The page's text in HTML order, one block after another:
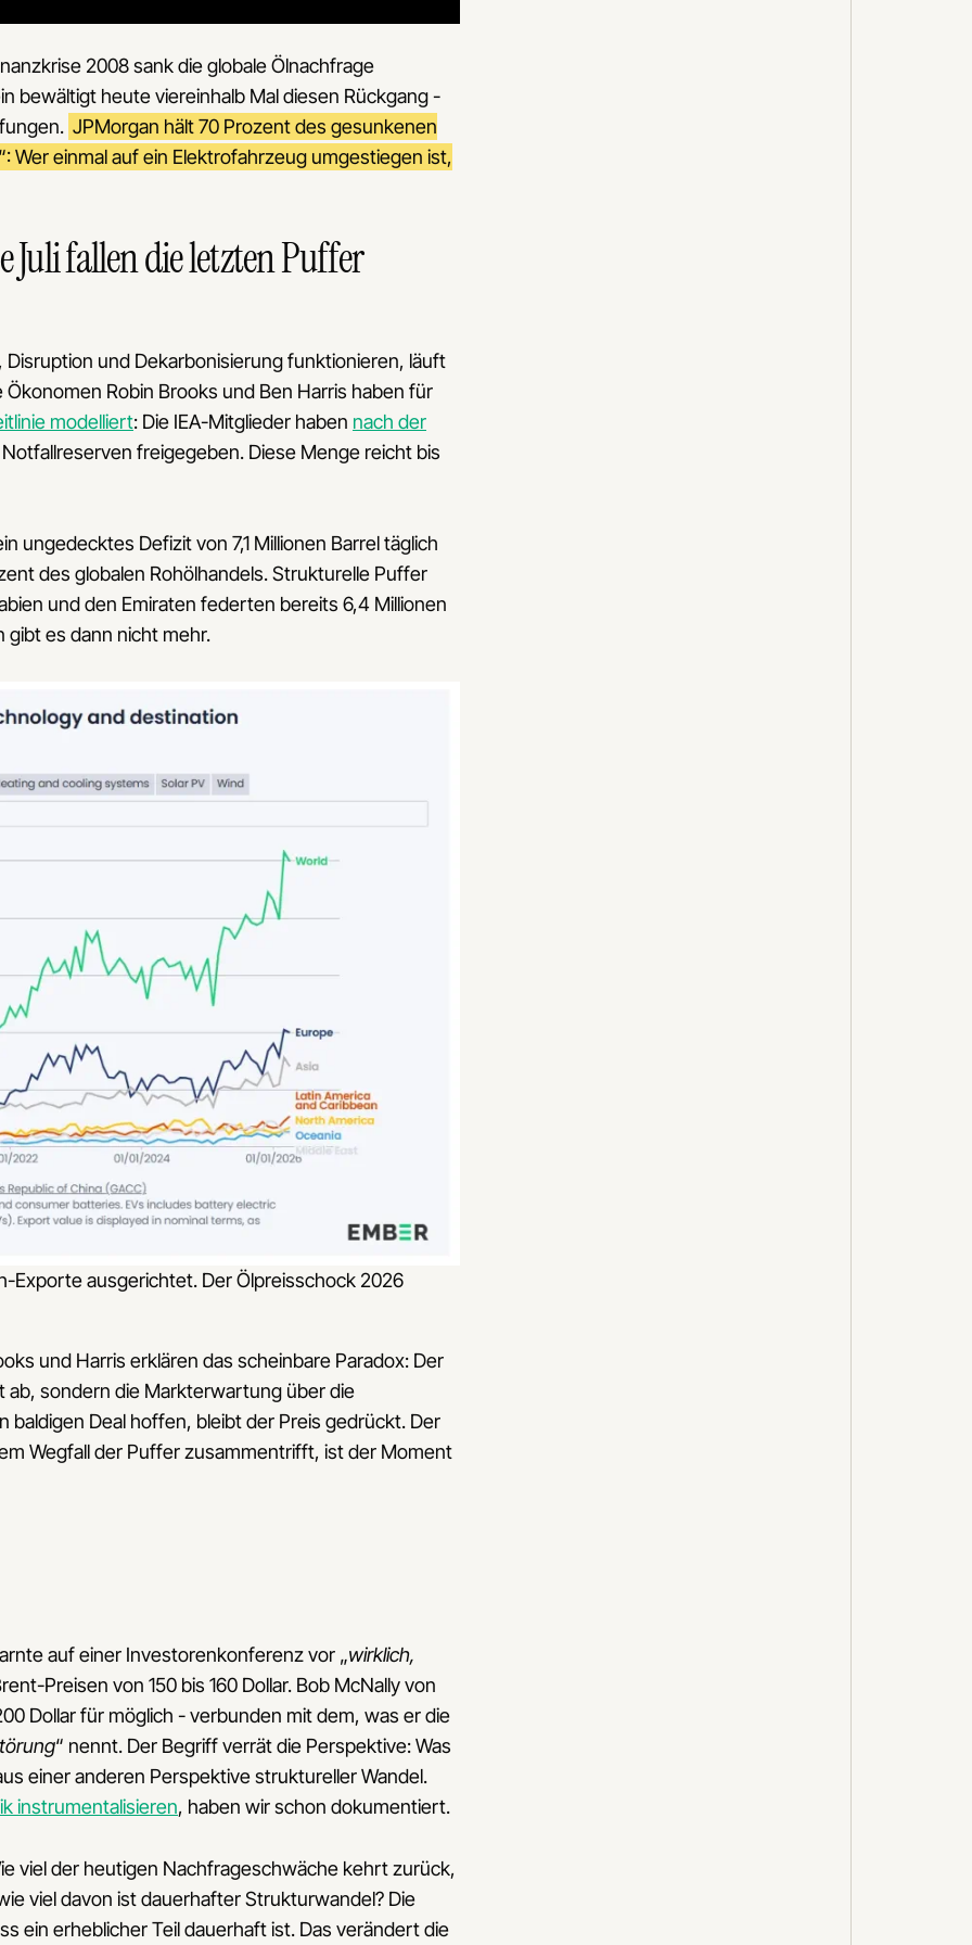
2008 sank die globale Ölnachfrage
bewältigt heute viereinhalb Mal diesen Rückgang -
JPMorgan hält 70 Prozent des gesunkenen
Wer einmal auf ein Elektrofahrzeug umgestiegen ist,
Juli fallen die letzten Puffer
und Dekarbonisierung funktionieren, läuft
Robin Brooks und Ben Harris haben für
modelliert: Die IEA-Mitglieder haben nach der
freigegeben. Diese Menge reicht bis
ungedecktes Defizit von 7,1 Millionen Barrel täglich
des globalen Rohölhandels. Strukturelle Puffer
und den Emiraten federten bereits 6,4 Millionen
gibt es dann nicht mehr.
Exporte ausgerichtet. Der Ölpreisschock 2026
und Harris erklären das scheinbare Paradox: Der
ab, sondern die Markterwartung über die
baldigen Deal hoffen, bleibt der Preis gedrückt. Der
Wegfall der Puffer zusammentrifft, ist der Moment
auf einer Investorenkonferenz vor „wirklich,
Preisen von 150 bis 160 Dollar. Bob McNally von
Dollar für möglich - verbunden mit dem, was er die
“ nennt. Der Begriff verrät die Perspektive: Was
einer anderen Perspektive struktureller Wandel.
instrumentalisieren, haben wir schon dokumentiert.
viel der heutigen Nachfrageschwäche kehrt zurück,
viel davon ist dauerhafter Strukturwandel? Die
ein erheblicher Teil dauerhaft ist. Das verändert die